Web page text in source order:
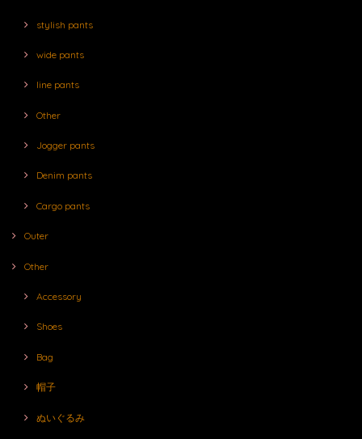
stylish pants
wide pants
line pants
Other
Jogger pants
Denim pants
Cargo pants
Outer
Other
Accessory
Shoes
Bag
帽子
ぬいぐるみ